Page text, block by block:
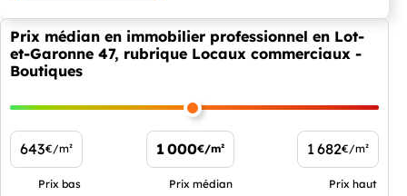
Prix médian en immobilier professionnel en Lot-
et-Garonne 47, rubrique Locaux commerciaux -
Boutiques
643€/m²
Prix bas
1 000€/m²
Prix médian
1 682€/m²
Prix haut